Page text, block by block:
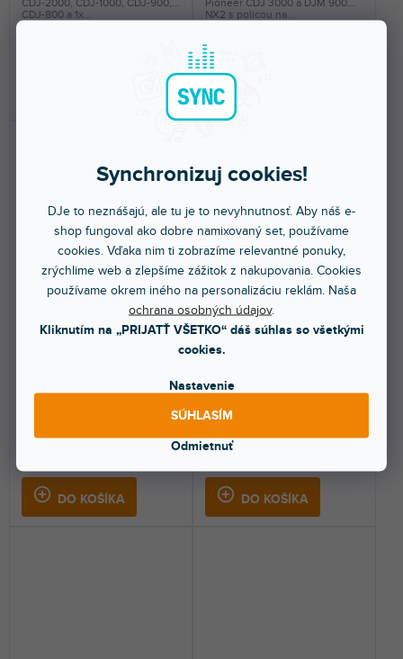
Synchronizuj cookies!
DJe to neznášajú, ale tu je to nevyhnutnosť. Aby náš e-
shop fungoval ako dobre namixovaný set, používame
cookies. Vďaka nim ti zobrazíme relevantné ponuky,
zrýchlime web a zlepšíme zážitok z nakupovania. Cookies
používame okrem iného na personalizáciu reklám. Naša
ochrana osobných údajov.
Kliknutím na „PRIJATŤ VŠETKO“ dáš súhlas so všetkými
cookies.
Nastavenie
Odmietnuť
SÚHLASÍM
CDJ-2000, CDJ-1000, CDJ-900,
CDJ-800 a 1x...
383 €
Pioneer CDJ 3000 a DJM 900
NX2 s policou na...
🔥 SEZÓNNY VÝPREDAJ
Set 120 Flightcase 2x DN-
S1200/1000 + 1x DN-X120
Silver
DO KOŠÍKA
Sada Zomo Set 120 je ideálnym
🔥 SEZÓNNY VÝPREDAJ
PC-400/2 Flightcase 2x
Pioneer CDJ-400 Silver
DO KOŠÍKA
Zomo PC-400/2 je ideálnym
riešením pre 2 x CD prehrávač
Pioneer CDJ-400.